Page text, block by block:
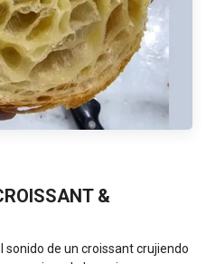
&
sonido de un croissant crujiendo